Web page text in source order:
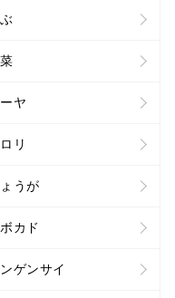
ヤ
リ
うが
カド
ゲンサイ